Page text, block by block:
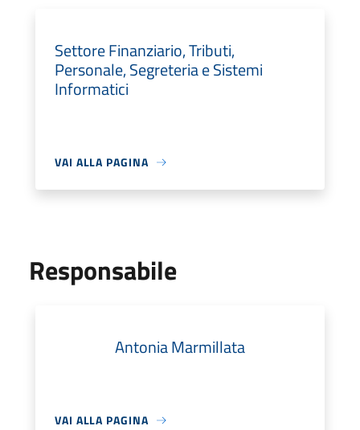
Settore Finanziario, Tributi,
Personale, Segreteria e Sistemi
Informatici
VAI ALLA PAGINA
Responsabile
Antonia Marmillata
VAI ALLA PAGINA